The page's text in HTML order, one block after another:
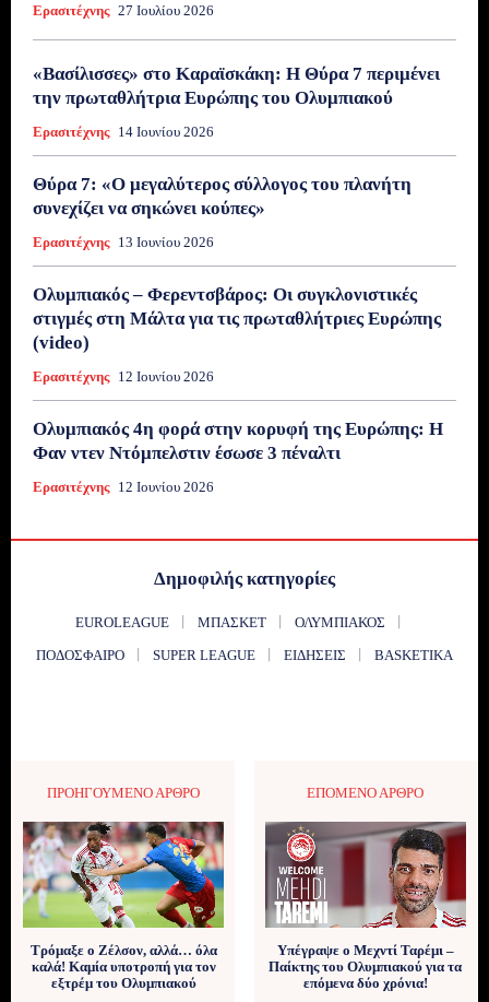
Ερασιτέχνης 27 Ιουλίου 2026
«Βασίλισσες» στο Καραϊσκάκη: Η Θύρα 7 περιμένει
την πρωταθλήτρια Ευρώπης του Ολυμπιακού
Ερασιτέχνης 14 Ιουνίου 2026
Θύρα 7: «Ο μεγαλύτερος σύλλογος του πλανήτη
συνεχίζει να σηκώνει κούπες»
Ερασιτέχνης 13 Ιουνίου 2026
Ολυμπιακός – Φερεντσβάρος: Οι συγκλονιστικές
στιγμές στη Μάλτα για τις πρωταθλήτριες Ευρώπης
(video)
Ερασιτέχνης 12 Ιουνίου 2026
Ολυμπιακός 4η φορά στην κορυφή της Ευρώπης: Η
Φαν ντεν Ντόμπελστιν έσωσε 3 πέναλτι
Ερασιτέχνης 12 Ιουνίου 2026
Δημοφιλής κατηγορίες
EUROLEAGUE ΜΠΆΣΚΕΤ
ΟΛΥΜΠΙΑΚΌΣ
ΠΟΔΌΣΦΑΙΡΟ
SUPER LEAGUE ΕΙΔΉΣΕΙΣ BASKETIKA
ΠΡΟΗΓΟΎΜΕΝΟ ΆΡΘΡΟ
Τρόμαξε ο Ζέλσον, αλλά… όλα
καλά! Καμία υποτροπή για τον
εξτρέμ του Ολυμπιακού
ΕΠΌΜΕΝΟ ΆΡΘΡΟ
Υπέγραψε ο Μεχντί Ταρέμι –
Παίκτης του Ολυμπιακού για τα
επόμενα δύο χρόνια!